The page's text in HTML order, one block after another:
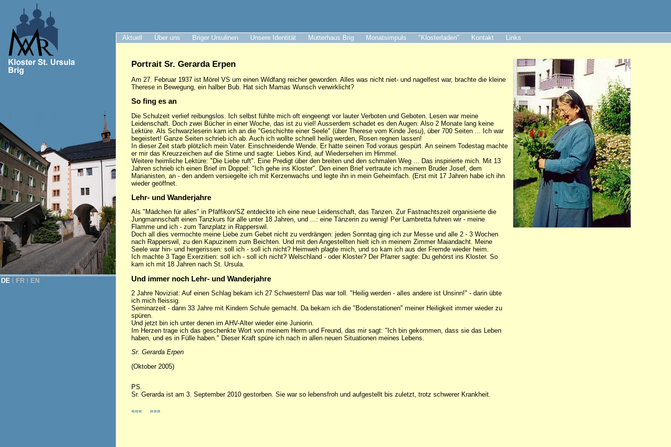
Aktuell Über uns Briger Ursulinen Unsere Identität Mutterhaus Brig Monatsimpuls "Klosterladen" Kontakt Links
DE FR EN
Portrait Sr. Gerarda Erpen
Am 27. Februar 1937 ist Mörel VS um einen Wildfang reicher geworden. Alles was nicht niet- und nagelfest war, brachte die kleine
Therese in Bewegung, ein halber Bub. Hat sich Mamas Wunsch verwirklicht?
So fing es an
Die Schulzeit verlief reibungslos. Ich selbst fühlte mich oft eingeengt vor lauter Verboten und Geboten. Lesen war meine
Leidenschaft. Doch zwei Bücher in einer Woche, das ist zu viel! Ausserdem schadet es den Augen: Also 2 Monate lang keine
Lektüre. Als Schwarzleserin kam ich an die "Geschichte einer Seele" (über Therese vom Kinde Jesu), über 700 Seiten ... Ich war
begeistert! Ganze Seiten schrieb ich ab. Auch ich wollte schnell heilig werden, Rosen regnen lassen!
In dieser Zeit starb plötzlich mein Vater. Einschneidende Wende. Er hatte seinen Tod voraus gespürt. An seinem Todestag machte
er mir das Kreuzzeichen auf die Stirne und sagte: Liebes Kind, auf Wiedersehen im Himmel.
Weitere heimliche Lektüre: "Die Liebe ruft". Eine Predigt über den breiten und den schmalen Weg ... Das inspirierte mich. Mit 13
Jahren schrieb ich einen Brief im Doppel: "Ich gehe ins Kloster". Den einen Brief vertraute ich meinem Bruder Josef, dem
Marianisten, an - den andern versiegelte ich mit Kerzenwachs und legte ihn in mein Geheimfach. (Erst mit 17 Jahren habe ich ihn
wieder geöffnet.
Lehr- und Wanderjahre
Als "Mädchen für alles" in Pfäffikon/SZ entdeckte ich eine neue Leidenschaft, das Tanzen. Zur Fastnachtszeit organisierte die
Jungmannschaft einen Tanzkurs für alle unter 18 Jahren, und ...: eine Tänzerin zu wenig! Per Lambretta fuhren wir - meine
Flamme und ich - zum Tanzplatz in Rapperswil.
Doch all dies vermochte meine Liebe zum Gebet nicht zu verdrängen: jeden Sonntag ging ich zur Messe und alle 2 - 3 Wochen
nach Rapperswil, zu den Kapuzinern zum Beichten. Und mit den Angestellten hielt ich in meinem Zimmer Maiandacht. Meine
Seele war hin- und hergerissen: soll ich - soll ich nicht? Heimweh plagte mich, und so kam ich aus der Fremde wieder heim.
Ich machte 3 Tage Exerzitien: soll ich - soll ich nicht? Welschland - oder Kloster? Der Pfarrer sagte: Du gehörst ins Kloster. So
kam ich mit 18 Jahren nach St. Ursula.
Und immer noch Lehr- und Wanderjahre
2 Jahre Noviziat: Auf einen Schlag bekam ich 27 Schwestern! Das war toll. "Heilig werden - alles andere ist Unsinn!" - darin übte
ich mich fleissig.
Seminarzeit - dann 33 Jahre mit Kindern Schule gemacht. Da bekam ich die "Bodenstationen" meiner Heiligkeit immer wieder zu
spüren.
Und jetzt bin ich unter denen im AHV-Alter wieder eine Juniorin.
Im Herzen trage ich das geschenkte Wort von meinem Herrn und Freund, das mir sagt: "Ich bin gekommen, dass sie das Leben
haben, und es in Fülle haben." Dieser Kraft spüre ich nach in allen neuen Situationen meines Lebens.
Sr. Gerarda Erpen
(Oktober 2005)
PS.
Sr. Gerarda ist am 3. September 2010 gestorben. Sie war so lebensfroh und aufgestellt bis zuletzt, trotz schwerer Krankheit.
««« »»»